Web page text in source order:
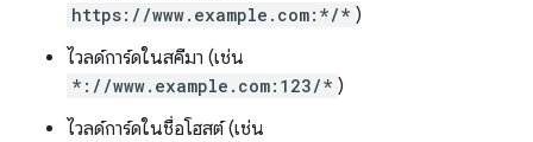
https://www.example.com:*/* )
ไวลด์การ์ดในสคีมา (เช่น
*://www.example.com:123/* )
ไวลด์การ์ดในชื่อโฮสต์ (เช่น